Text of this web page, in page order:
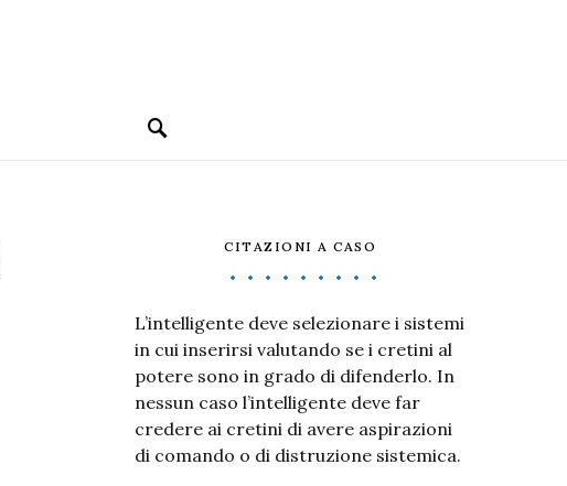
CITAZIONI A CASO
L’intelligente deve selezionare i sistemi
in cui inserirsi valutando se i cretini al
potere sono in grado di difenderlo. In
nessun caso l’intelligente deve far
credere ai cretini di avere aspirazioni
di comando o di distruzione sistemica.